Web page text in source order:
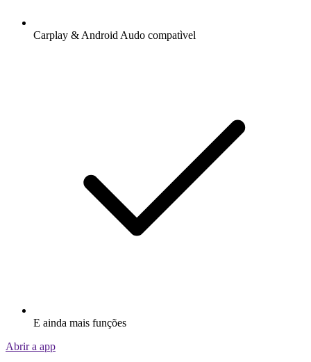
Carplay & Android Audo compatìvel
E ainda mais funções
Abrir a app